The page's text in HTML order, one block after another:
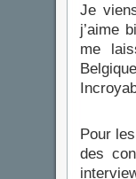
Je
j’aime
me
Pour
des